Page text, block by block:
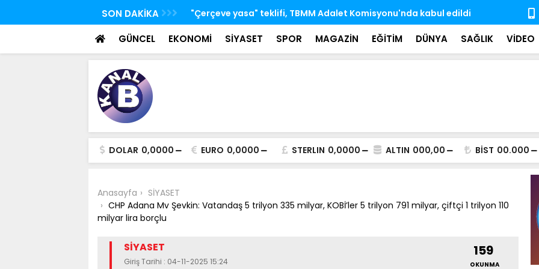
SON DAKİKA
Adalet Komisyonu'nda kabul edildi
Bakan Kacır: Bugüne dek 10 Antarktika, 6 Arktik bilim seferini Türk
bilim insanları gerçekleştirdi
Hayata
iz bıraktı
GÜNCEL EKONOMİ SİYASET SPOR MAGAZİN EĞİTİM DÜNYA SAĞLIK VİDEO
DOLAR 0,0000 EURO 0,0000 STERLIN 0,0000 ALTIN 000,00 BİST 00.000
Anasayfa
SİYASET
CHP Adana Mv Şevkin: Vatandaş 5 trilyon 335 milyar, KOBİ’ler 5 trilyon 791 milyar, çiftçi 1 trilyon 110
milyar lira borçlu
SİYASET
Giriş Tarihi : 04-11-2025 15:24
159
OKUNMA